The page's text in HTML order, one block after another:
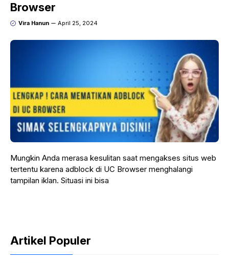
Browser
Vira Hanun April 25, 2024
Mungkin Anda merasa kesulitan saat mengakses situs web
tertentu karena adblock di UC Browser menghalangi
tampilan iklan. Situasi ini bisa
Artikel Populer